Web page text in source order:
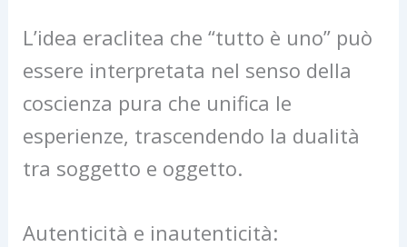
L’idea eraclitea che “tutto è uno” può
essere interpretata nel senso della
coscienza pura che unifica le
esperienze, trascendendo la dualità
tra soggetto e oggetto.
Autenticità e inautenticità: